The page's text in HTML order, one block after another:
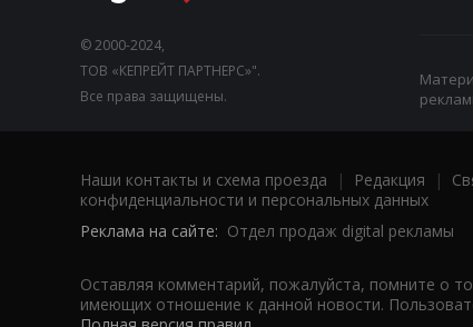
© 2000-2024,
ТОВ «КЕПРЕЙТ ПАРТНЕРС»".
Все права защищены.
Наши контакты и схема проезда | Редакция |
конфиденциальности и персональных данных
Реклама на сайте: Отдел продаж digital рекламы
Оставляя комментарий, пожалуйста, помните о
имеющих отношение к данной новости.